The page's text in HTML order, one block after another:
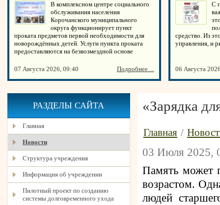
В комплексном центре социального
обслуживания населения
Корочанского муниципального
округа функционирует пункт
проката предметов первой необходимости для
новорождённых детей. Услуги пункта проката
предоставляются на безвозмездной основе
07 Августа 2026, 09:40 Подробнее…
С
средство. Из
управления, и
06 Августа
РАЗДЕЛЫ САЙТА
Главная
Новости
Структура учреждения
Информация об учреждении
Пилотный проект по созданию
системы долговременного ухода
«Зарядка
Главная /
03 Июля 2025,
Память может
возрастом.
людей